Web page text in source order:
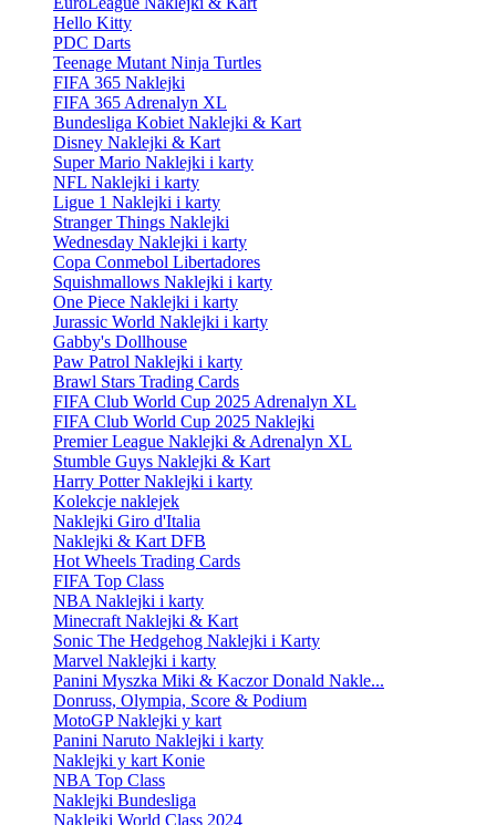
Hello Kitty
PDC Darts
Teenage Mutant Ninja Turtles
FIFA 365 Naklejki
FIFA 365 Adrenalyn XL
Bundesliga Kobiet Naklejki & Kart
Disney Naklejki & Kart
Super Mario Naklejki i karty
NFL Naklejki i karty
Ligue 1 Naklejki i karty
Stranger Things Naklejki
Wednesday Naklejki i karty
Copa Conmebol Libertadores
Squishmallows Naklejki i karty
One Piece Naklejki i karty
Jurassic World Naklejki i karty
Gabby's Dollhouse
Paw Patrol Naklejki i karty
Brawl Stars Trading Cards
FIFA Club World Cup 2025 Adrenalyn XL
FIFA Club World Cup 2025 Naklejki
Premier League Naklejki & Adrenalyn XL
Stumble Guys Naklejki & Kart
Harry Potter Naklejki i karty
Kolekcje naklejek
Naklejki Giro d'Italia
Naklejki & Kart DFB
Hot Wheels Trading Cards
FIFA Top Class
NBA Naklejki i karty
Minecraft Naklejki & Kart
Sonic The Hedgehog Naklejki i Karty
Marvel Naklejki i karty
Panini Myszka Miki & Kaczor Donald Nakle...
Donruss, Olympia, Score & Podium
MotoGP Naklejki y kart
Panini Naruto Naklejki i karty
Naklejki y kart Konie
NBA Top Class
Naklejki Bundesliga
Naklejki World Class 2024